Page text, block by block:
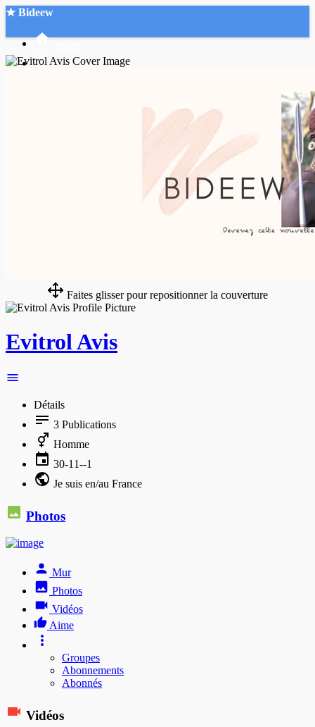
★ Bideew
Faites glisser pour repositionner la couverture
Evitrol Avis
Détails
3 Publications
Homme
30-11--1
Je suis en/au France
Photos
Mur
Photos
Vidéos
Aime
Groupes
Abonnements
Abonnés
Vidéos